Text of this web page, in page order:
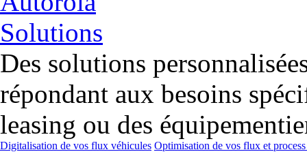
Des solutions
répondant aux besoins
leasing ou des
Digitalisation de vos flux véhicules Optimisation de vos flux et